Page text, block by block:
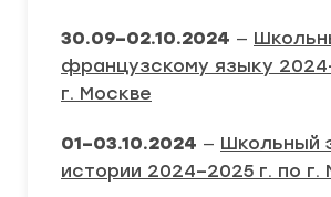
30.09–02.10.2024 —
французскому языку
г. Москве
01–03.10.2024 — Школьный
истории 2024–2025 г. по г.